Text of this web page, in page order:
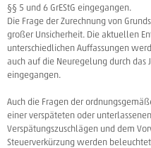
§§ 5 und 6 GrEStG eingegangen.
Die Frage der Zurechnung von
großer Unsicherheit. Die aktuellen
unterschiedlichen Auffassungen
auch auf die Neuregelung durch das
eingegangen.
Auch die Fragen der
einer verspäteten oder
Verspätungszuschlägen und dem
Steuerverkürzung werden